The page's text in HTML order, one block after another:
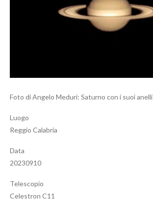
Foto di Angelo Meduri: Saturno con i suoi anelli
Luogo
Reggio Calabria
Data
20230910
Telescopio
Celestron C11